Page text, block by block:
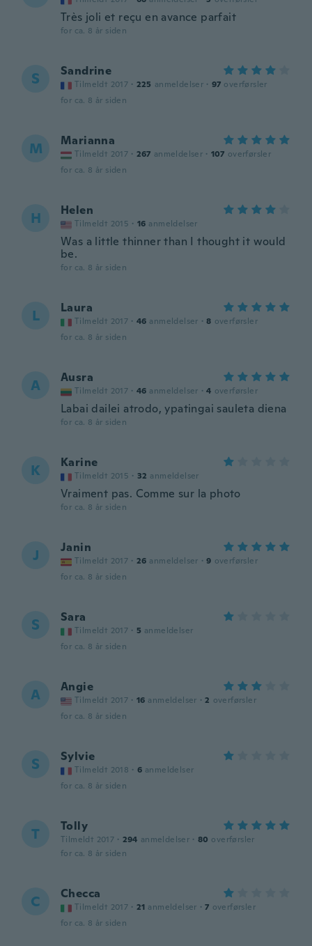
Très joli et reçu en avance parfait
for ca. 8 år siden
S Sandrine
Tilmeldt 2017 · 225 anmeldelser · 97 overførsler
for ca. 8 år siden
M Marianna
Tilmeldt 2017 · 267 anmeldelser · 107 overførsler
for ca. 8 år siden
H Helen
Tilmeldt 2015 · 16 anmeldelser
Was a little thinner than I thought it would
be.
for ca. 8 år siden
L Laura
Tilmeldt 2017 · 46 anmeldelser · 8 overførsler
for ca. 8 år siden
A Ausra
Tilmeldt 2017 · 46 anmeldelser · 4 overførsler
Labai dailei atrodo, ypatingai sauleta diena
for ca. 8 år siden
K Karine
Tilmeldt 2015 · 32 anmeldelser
Vraiment pas. Comme sur la photo
for ca. 8 år siden
J Janin
Tilmeldt 2017 · 26 anmeldelser · 9 overførsler
for ca. 8 år siden
S Sara
Tilmeldt 2017 · 5 anmeldelser
for ca. 8 år siden
A Angie
Tilmeldt 2017 · 16 anmeldelser · 2 overførsler
for ca. 8 år siden
S Sylvie
Tilmeldt 2018 · 6 anmeldelser
for ca. 8 år siden
T Tolly
Tilmeldt 2017 · 294 anmeldelser · 80 overførsler
for ca. 8 år siden
C Checca
Tilmeldt 2017 · 21 anmeldelser · 7 overførsler
for ca. 8 år siden